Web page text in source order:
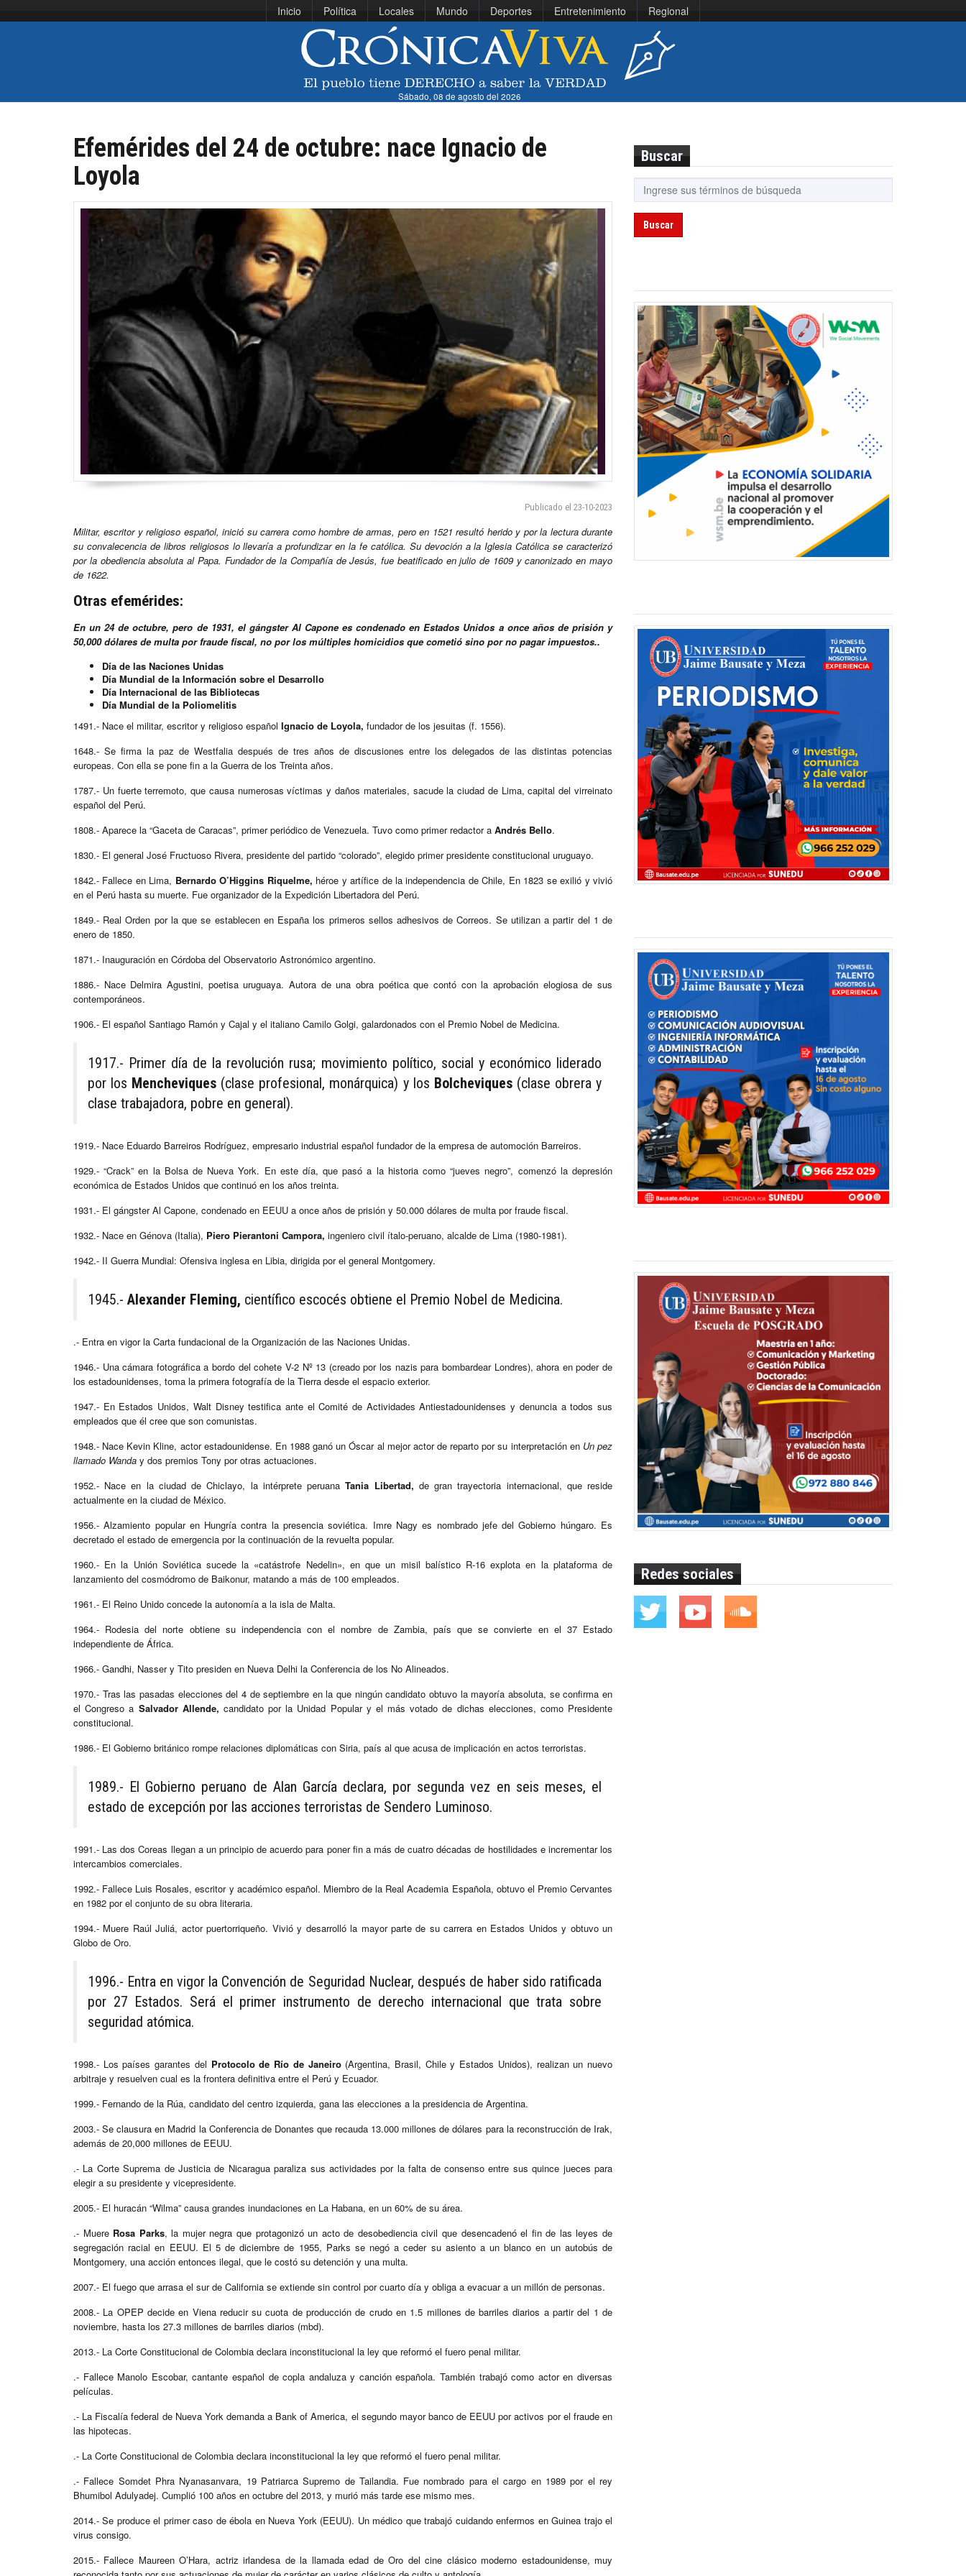
Inicio Política Locales Mundo Deportes Entretenimiento Regional
Sábado, 08 de agosto del 2026
Efemérides del 24 de octubre: nace Ignacio de
Loyola
Publicado el 23-10-2023
Militar, escritor y religioso español, inició su carrera como hombre de armas, pero en 1521 resultó herido y por la lectura durante
su convalecencia de libros religiosos lo llevaría a profundizar en la fe católica. Su devoción a la Iglesia Católica se caracterizó
por la obediencia absoluta al Papa. Fundador de la Compañía de Jesús, fue beatificado en julio de 1609 y canonizado en mayo
de 1622.
Otras efemérides:
En un 24 de octubre, pero de 1931, el gángster Al Capone es condenado en Estados Unidos a once años de prisión y
50,000 dólares de multa por fraude fiscal, no por los múltiples homicidios que cometió sino por no pagar impuestos..
Día de las Naciones Unidas
Día Mundial de la Información sobre el Desarrollo
Día Internacional de las Bibliotecas
Día Mundial de la Poliomelitis
1491.- Nace el militar, escritor y religioso español Ignacio de Loyola, fundador de los jesuitas (f. 1556).
1648.- Se firma la paz de Westfalia después de tres años de discusiones entre los delegados de las distintas potencias
europeas. Con ella se pone fin a la Guerra de los Treinta años.
1787.- Un fuerte terremoto, que causa numerosas víctimas y daños materiales, sacude la ciudad de Lima, capital del virreinato
español del Perú.
1808.- Aparece la “Gaceta de Caracas”, primer periódico de Venezuela. Tuvo como primer redactor a Andrés Bello.
1830.- El general José Fructuoso Rivera, presidente del partido “colorado”, elegido primer presidente constitucional uruguayo.
1842.- Fallece en Lima, Bernardo O’Higgins Riquelme, héroe y artífice de la independencia de Chile, En 1823 se exilió y vivió
en el Perú hasta su muerte. Fue organizador de la Expedición Libertadora del Perú.
1849.- Real Orden por la que se establecen en España los primeros sellos adhesivos de Correos. Se utilizan a partir del 1 de
enero de 1850.
1871.- Inauguración en Córdoba del Observatorio Astronómico argentino.
1886.- Nace Delmira Agustini, poetisa uruguaya. Autora de una obra poética que contó con la aprobación elogiosa de sus
contemporáneos.
1906.- El español Santiago Ramón y Cajal y el italiano Camilo Golgi, galardonados con el Premio Nobel de Medicina.
1917.- Primer día de la revolución rusa; movimiento político, social y económico liderado
por los Mencheviques (clase profesional, monárquica) y los Bolcheviques(clase obrera y
clase trabajadora, pobre en general).
1919.- Nace Eduardo Barreiros Rodríguez, empresario industrial español fundador de la empresa de automoción Barreiros.
1929.- “Crack” en la Bolsa de Nueva York. En este día, que pasó a la historia como “jueves negro”, comenzó la depresión
económica de Estados Unidos que continuó en los años treinta.
1931.- El gángster Al Capone, condenado en EEUU a once años de prisión y 50.000 dólares de multa por fraude fiscal.
1932.- Nace en Génova (Italia), Piero Pierantoni Campora, ingeniero civil ítalo-peruano, alcalde de Lima (1980-1981).
1942.- II Guerra Mundial: Ofensiva inglesa en Libia, dirigida por el general Montgomery.
1945.- Alexander Fleming, científico escocés obtiene el Premio Nobel de Medicina.
.- Entra en vigor la Carta fundacional de la Organización de las Naciones Unidas.
1946.- Una cámara fotográfica a bordo del cohete V-2 Nº 13 (creado por los nazis para bombardear Londres), ahora en poder de
los estadounidenses, toma la primera fotografía de la Tierra desde el espacio exterior.
1947.- En Estados Unidos, Walt Disney testifica ante el Comité de Actividades Antiestadounidenses y denuncia a todos sus
empleados que él cree que son comunistas.
1948.- Nace Kevin Kline, actor estadounidense. En 1988 ganó un Óscar al mejor actor de reparto por su interpretación en Un pez
llamado Wanda y dos premios Tony por otras actuaciones.
1952.- Nace en la ciudad de Chiclayo, la intérprete peruanaTania Libertad, de gran trayectoria internacional, que reside
actualmente en la ciudad de México.
1956.- Alzamiento popular en Hungría contra la presencia soviética. Imre Nagy es nombrado jefe del Gobierno húngaro. Es
decretado el estado de emergencia por la continuación de la revuelta popular.
1960.- En la Unión Soviética sucede la «catástrofe Nedelin», en que un misil balístico R-16 explota en la plataforma de
lanzamiento del cosmódromo de Baikonur, matando a más de 100 empleados.
1961.- El Reino Unido concede la autonomía a la isla de Malta.
1964.- Rodesia del norte obtiene su independencia con el nombre de Zambia, país que se convierte en el 37 Estado
independiente de África.
1966.- Gandhi, Nasser y Tito presiden en Nueva Delhi la Conferencia de los No Alineados.
1970.- Tras las pasadas elecciones del 4 de septiembre en la que ningún candidato obtuvo la mayoría absoluta, se confirma en
el Congreso a Salvador Allende, candidato por la Unidad Popular y el más votado de dichas elecciones, como Presidente
constitucional.
1986.- El Gobierno británico rompe relaciones diplomáticas con Siria, país al que acusa de implicación en actos terroristas.
1989.- El Gobierno peruano de Alan García declara, por segunda vez en seis meses, el
estado de excepción por las acciones terroristas de Sendero Luminoso.
1991.- Las dos Coreas llegan a un principio de acuerdo para poner fin a más de cuatro décadas de hostilidades e incrementar los
intercambios comerciales.
1992.- Fallece Luis Rosales, escritor y académico español. Miembro de la Real Academia Española, obtuvo el Premio Cervantes
en 1982 por el conjunto de su obra literaria.
1994.- Muere Raúl Juliá, actor puertorriqueño. Vivió y desarrolló la mayor parte de su carrera en Estados Unidos y obtuvo un
Globo de Oro.
1996.- Entra en vigor la Convención de Seguridad Nuclear, después de haber sido ratificada
por 27 Estados. Será el primer instrumento de derecho internacional que trata sobre
seguridad atómica.
1998.- Los países garantes del Protocolo de Río de Janeiro(Argentina, Brasil, Chile y Estados Unidos), realizan un nuevo
arbitraje y resuelven cual es la frontera definitiva entre el Perú y Ecuador.
1999.- Fernando de la Rúa, candidato del centro izquierda, gana las elecciones a la presidencia de Argentina.
2003.- Se clausura en Madrid la Conferencia de Donantes que recauda 13.000 millones de dólares para la reconstrucción de Irak,
además de 20,000 millones de EEUU.
.- La Corte Suprema de Justicia de Nicaragua paraliza sus actividades por la falta de consenso entre sus quince jueces para
elegir a su presidente y vicepresidente.
2005.- El huracán “Wilma” causa grandes inundaciones en La Habana, en un 60% de su área.
.- Muere Rosa Parks, la mujer negra que protagonizó un acto de desobediencia civil que desencadenó el fin de las leyes de
segregación racial en EEUU. El 5 de diciembre de 1955, Parks se negó a ceder su asiento a un blanco en un autobús de
Montgomery, una acción entonces ilegal, que le costó su detención y una multa.
2007.- El fuego que arrasa el sur de California se extiende sin control por cuarto día y obliga a evacuar a un millón de personas.
2008.- La OPEP decide en Viena reducir su cuota de producción de crudo en 1.5 millones de barriles diarios a partir del 1 de
noviembre, hasta los 27.3 millones de barriles diarios (mbd).
2013.- La Corte Constitucional de Colombia declara inconstitucional la ley que reformó el fuero penal militar.
.- Fallece Manolo Escobar, cantante español de copla andaluza y canción española. También trabajó como actor en diversas
películas.
.- La Fiscalía federal de Nueva York demanda a Bank of America, el segundo mayor banco de EEUU por activos por el fraude en
las hipotecas.
.- La Corte Constitucional de Colombia declara inconstitucional la ley que reformó el fuero penal militar.
.- Fallece Somdet Phra Nyanasanvara, 19 Patriarca Supremo de Tailandia. Fue nombrado para el cargo en 1989 por el rey
Bhumibol Adulyadej. Cumplió 100 años en octubre del 2013, y murió más tarde ese mismo mes.​
2014.- Se produce el primer caso de ébola en Nueva York (EEUU). Un médico que trabajó cuidando enfermos en Guinea trajo el
virus consigo.
2015.- Fallece Maureen O’Hara, actriz irlandesa de la llamada edad de Oro del cine clásico moderno estadounidense, muy
Buscar
Buscar
Redes sociales